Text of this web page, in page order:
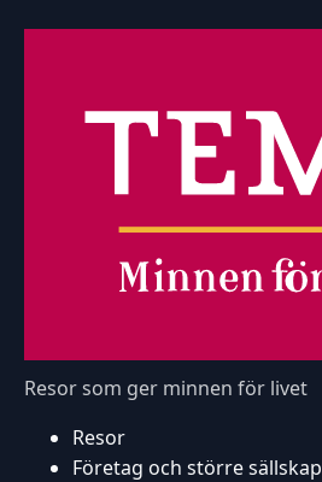
Resor som ger minnen för livet
Resor
Företag och större sällskap